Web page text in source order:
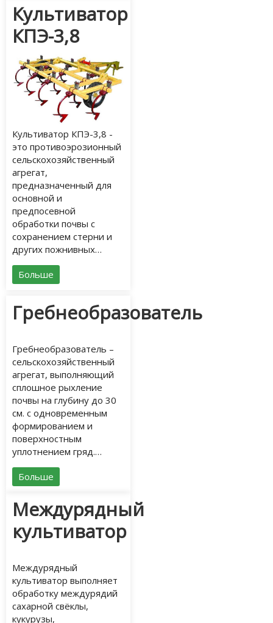
Культиватор
КПЭ-3,8
Культиватор КПЭ-3,8 -
это противоэрозионный
сельскохозяйственный
агрегат,
предназначенный для
основной и
предпосевной
обработки почвы с
сохранением стерни и
других пожнивных…
Больше
Гребнеобразователь
Гребнеобразователь –
сельскохозяйственный
агрегат, выполняющий
сплошное рыхление
почвы на глубину до 30
см. с одновременным
формированием и
поверхностным
уплотнением гряд.…
Больше
Междурядный
культиватор
Междурядный
культиватор выполняет
обработку междурядий
сахарной свёклы,
кукурузы,